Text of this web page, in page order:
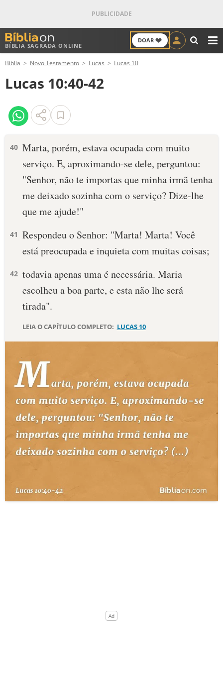
BÍBLIA SAGRADA ONLINE
DOAR ❤️
ANTIGO TESTAMENTO
NOVO TESTAMENTO
VERSÍCULOS
PALAVRA DO DIA
SALMO DO DIA
DEVOCIONAL DIÁRIO
10 MANDAMENTOS
ESBOÇOS DE PREGAÇÃO
PERGUNTE À BÍBLIA IA
TERMO BÍBLICO
QUEM SOMOS
LOJA BÍBLIAON
Bíblia Novo Testamento Lucas Lucas 10
Lucas 10:40-42
40 Marta, porém, estava ocupada com muito
serviço. E, aproximando-se dele, perguntou:
"Senhor, não te importas que minha irmã tenha
me deixado sozinha com o serviço? Dize-lhe
que me ajude!"
41 Respondeu o Senhor: "Marta! Marta! Você
está preocupada e inquieta com muitas coisas;
42 todavia apenas uma é necessária. Maria
escolheu a boa parte, e esta não lhe será
tirada".
LEIA O CAPÍTULO COMPLETO: LUCAS 10